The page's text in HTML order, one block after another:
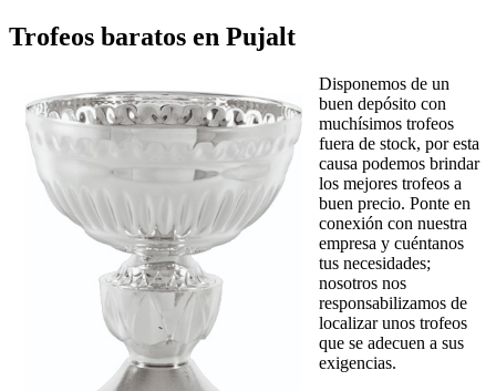
Trofeos baratos en Pujalt
Disponemos de un
buen depósito con
muchísimos trofeos
fuera de stock, por esta
causa podemos brindar
los mejores trofeos a
buen precio. Ponte en
conexión con nuestra
empresa y cuéntanos
tus necesidades;
nosotros nos
responsabilizamos de
localizar unos trofeos
que se adecuen a sus
exigencias.